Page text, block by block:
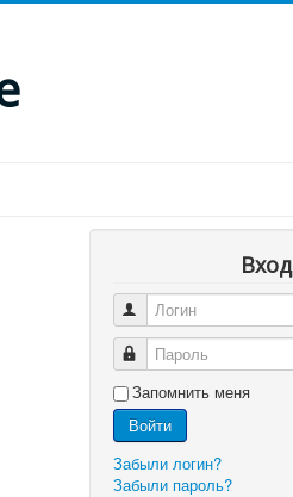
Вход
Логин
Пароль
Запомнить меня
Войти
Забыли логин?
Забыли пароль?